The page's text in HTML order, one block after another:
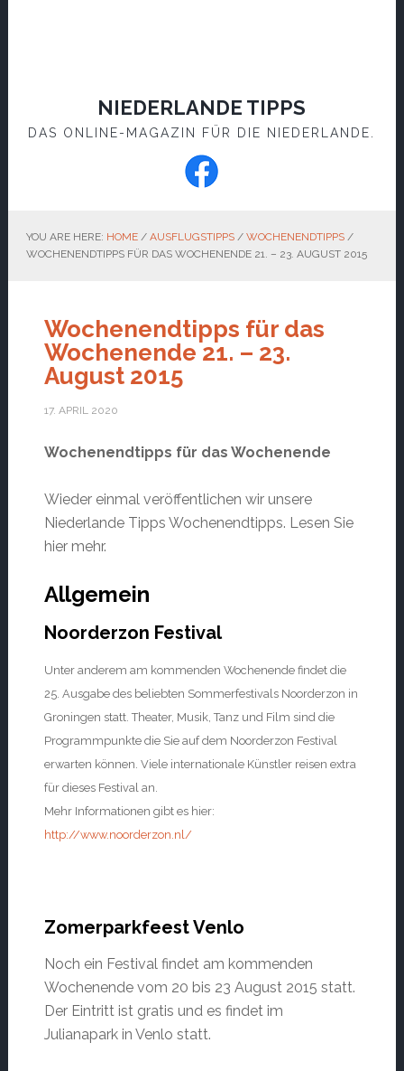
NIEDERLANDE TIPPS
DAS ONLINE-MAGAZIN FÜR DIE NIEDERLANDE.
YOU ARE HERE: HOME / AUSFLUGSTIPPS / WOCHENENDTIPPS /
WOCHENENDTIPPS FÜR DAS WOCHENENDE 21. – 23. AUGUST 2015
Wochenendtipps für das
Wochenende 21. – 23.
August 2015
17. APRIL 2020
Wochenendtipps für das Wochenende
Wieder einmal veröffentlichen wir unsere
Niederlande Tipps Wochenendtipps. Lesen Sie
hier mehr.
Allgemein
Noorderzon Festival
Unter anderem am kommenden Wochenende findet die
25. Ausgabe des beliebten Sommerfestivals Noorderzon in
Groningen statt. Theater, Musik, Tanz und Film sind die
Programmpunkte die Sie auf dem Noorderzon Festival
erwarten können. Viele internationale Künstler reisen extra
für dieses Festival an.
Mehr Informationen gibt es hier:
http://www.noorderzon.nl/
Zomerparkfeest Venlo
Noch ein Festival findet am kommenden
Wochenende vom 20 bis 23 August 2015 statt.
Der Eintritt ist gratis und es findet im
Julianapark in Venlo statt.